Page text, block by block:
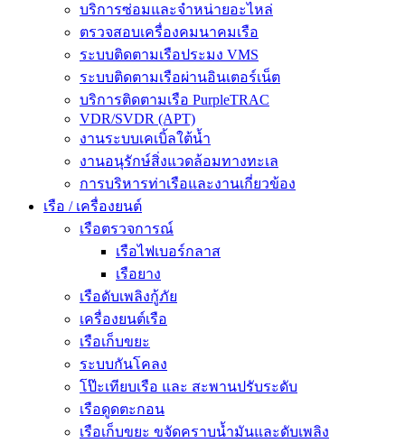
บริการซ่อมและจำหน่ายอะไหล่
ตรวจสอบเครื่องคมนาคมเรือ
ระบบติดตามเรือประมง VMS
ระบบติดตามเรือผ่านอินเตอร์เน็ต
บริการติดตามเรือ PurpleTRAC
VDR/SVDR (APT)
งานระบบเคเบิ้ลใต้น้ำ
งานอนุรักษ์สิ่งแวดล้อมทางทะเล
การบริหารท่าเรือและงานเกี่ยวข้อง
เรือ / เครื่องยนต์
เรือตรวจการณ์
เรือไฟเบอร์กลาส
เรือยาง
เรือดับเพลิงกู้ภัย
เครื่องยนต์เรือ
เรือเก็บขยะ
ระบบกันโคลง
โป๊ะเทียบเรือ และ สะพานปรับระดับ
เรือดูดตะกอน
เรือเก็บขยะ ขจัดคราบน้ำมันและดับเพลิง